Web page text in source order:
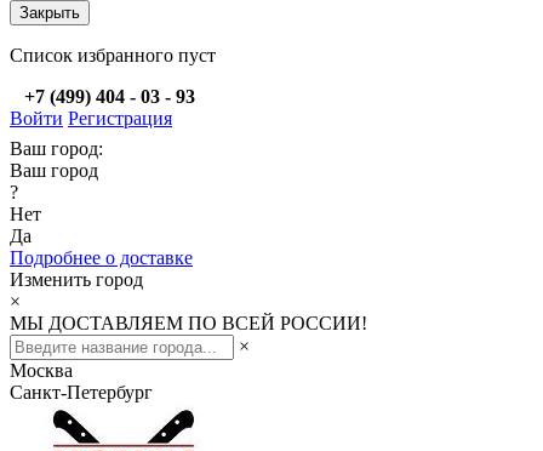
Закрыть
Список избранного пуст
+7 (499) 404 - 03 - 93
Войти Регистрация
Ваш город:
Ваш город
?
Нет
Да
Подробнее о доставке
Изменить город
×
МЫ ДОСТАВЛЯЕМ ПО ВСЕЙ РОССИИ!
×
Москва
Санкт-Петербург